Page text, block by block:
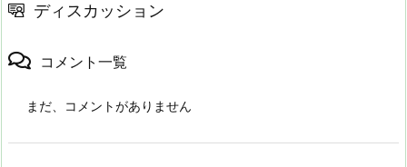
ディスカッション
コメント一覧
まだ、コメントがありません